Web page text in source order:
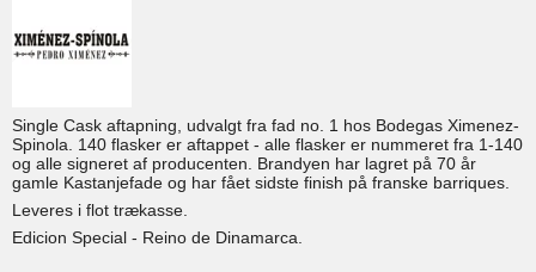
Single Cask aftapning, udvalgt fra fad no. 1 hos Bodegas Ximenez-
Spinola. 140 flasker er aftappet - alle flasker er nummeret fra 1-140
og alle signeret af producenten. Brandyen har lagret på 70 år
gamle Kastanjefade og har fået sidste finish på franske barriques.
Leveres i flot trækasse.
Edicion Special - Reino de Dinamarca.